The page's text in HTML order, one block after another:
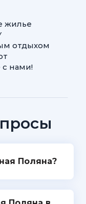
жилье
отдыхом
нами!
Поляна?